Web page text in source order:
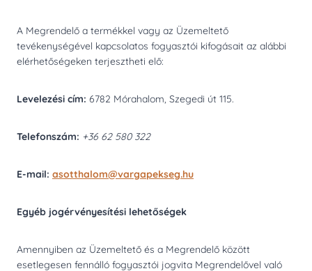
A Megrendelő a termékkel vagy az Üzemeltető
tevékenységével kapcsolatos fogyasztói kifogásait az alábbi
elérhetőségeken terjesztheti elő:
Levelezési cím: 6782 Mórahalom, Szegedi út 115.
Telefonszám: +36 62 580 322
E-mail: asotthalom@vargapekseg.hu
Egyéb jogérvényesítési lehetőségek
Amennyiben az Üzemeltető és a Megrendelő között
esetlegesen fennálló fogyasztói jogvita Megrendelővel való